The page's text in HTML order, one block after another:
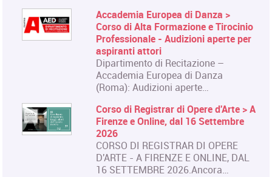
Accademia Europea di Danza >
Corso di Alta Formazione e Tirocinio
Professionale - Audizioni aperte per
aspiranti attori
Dipartimento di Recitazione –
Accademia Europea di Danza
(Roma): Audizioni aperte…
Corso di Registrar di Opere d'Arte > A
Firenze e Online, dal 16 Settembre
2026
CORSO DI REGISTRAR DI OPERE
D'ARTE - A FIRENZE E ONLINE, DAL
16 SETTEMBRE 2026.Ancora…